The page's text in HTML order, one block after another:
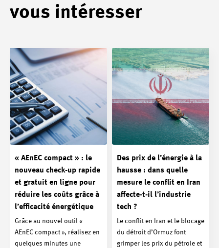
vous intéresser
« AEnEC compact » : le
nouveau check-up rapide
et gratuit en ligne pour
réduire les coûts grâce à
l’efficacité énergétique
Grâce au nouvel outil «
AEnEC compact », réalisez en
quelques minutes une
Des prix de l’énergie à la
hausse : dans quelle
mesure le conflit en Iran
affecte-t-il l’industrie
tech ?
Le conflit en Iran et le blocage
du détroit d’Ormuz font
grimper les prix du pétrole et